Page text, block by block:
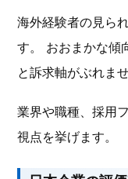
海外経験者の見ら
す。 おおまかな傾
と訴求軸がぶれませ
業界や職種、採用
視点を挙げます。